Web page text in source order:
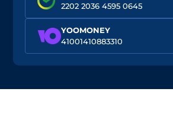
2202 2036 4595 0645
YOOMONEY
41001410883310